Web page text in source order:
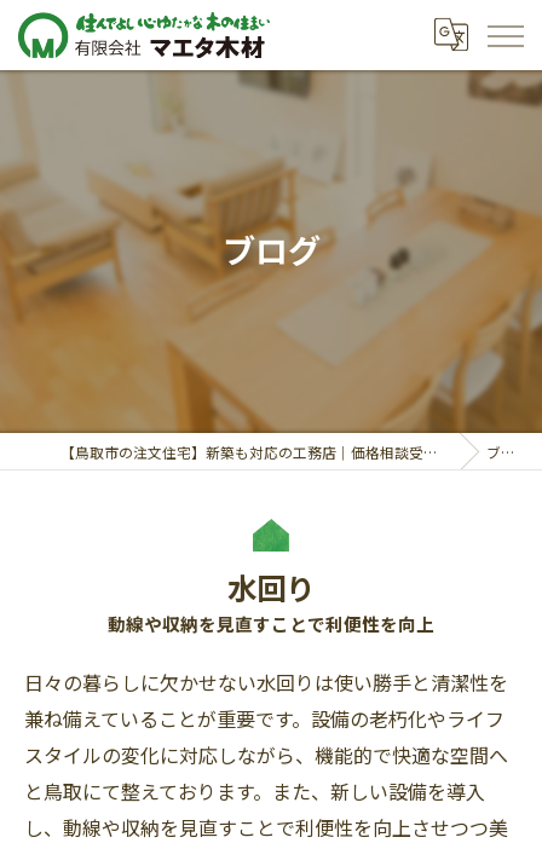
ブログ
【鳥取市の注文住宅】新築も対応の工務店｜価格相談受付中｜有限会社マエタ木材 ブログ
水回り
動線や収納を見直すことで利便性を向上
日々の暮らしに欠かせない水回りは使い勝手と清潔性を
兼ね備えていることが重要です。設備の老朽化やライフ
スタイルの変化に対応しながら、機能的で快適な空間へ
と鳥取にて整えております。また、新しい設備を導入
し、動線や収納を見直すことで利便性を向上させつつ美